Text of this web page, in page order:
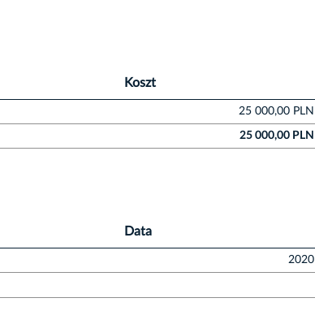
Koszt
25 000,00 PLN
25 000,00 PLN
Data
2020